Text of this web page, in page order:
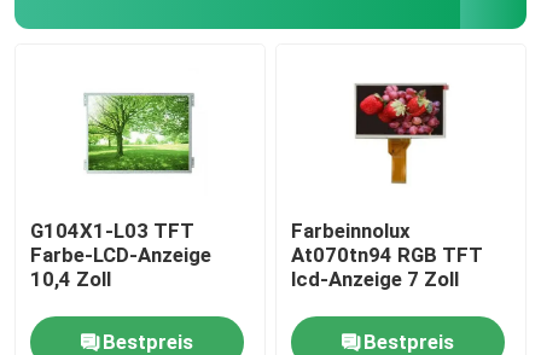
G104X1-L03 TFT
Farbe-LCD-Anzeige
10,4 Zoll
Bestpreis
Farbeinnolux
At070tn94 RGB TFT
lcd-Anzeige 7 Zoll
Bestpreis